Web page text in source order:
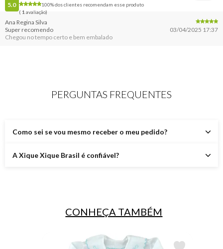
5.0
( 1 avaliação)
100% dos clientes recomendam esse produto
Ana Regina Silva
03/04/2025 17:37
Super recomendo
Chegou no tempo certo e bem embalado
PERGUNTAS FREQUENTES
Como sei se vou mesmo receber o meu pedido?
A Xique Xique Brasil é confiável?
CONHEÇA TAMBÉM